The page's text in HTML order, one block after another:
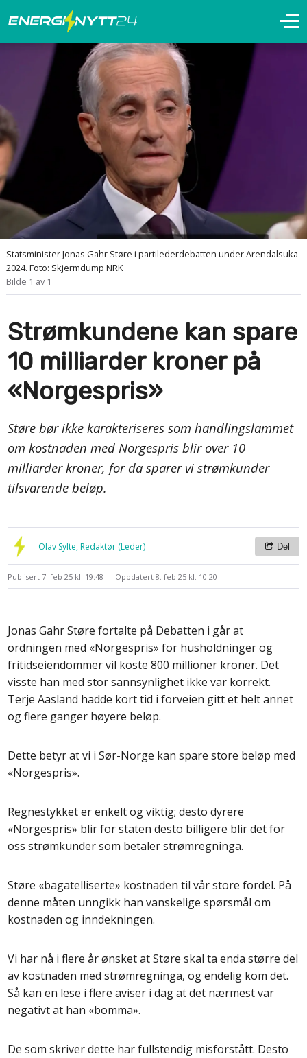
Statsminister Jonas Gahr Støre i partilederdebatten under Arendalsuka
2024. Foto: Skjermdump NRK
Bilde 1 av 1
Strømkundene kan spare
10 milliarder kroner på
«Norgespris»
Støre bør ikke karakteriseres som handlingslammet
om kostnaden med Norgespris blir over 10
milliarder kroner, for da sparer vi strømkunder
tilsvarende beløp.
Olav Sylte, Redaktør (Leder)
Publisert 7. feb 25 kl. 19:48 Oppdatert8. feb 25 kl. 10:20
Del
Jonas Gahr Støre fortalte på Debatten i går at
ordningen med «Norgespris» for husholdninger og
fritidseiendommer vil koste 800 millioner kroner. Det
visste han med stor sannsynlighet ikke var korrekt.
Terje Aasland hadde kort tid i forveien gitt et helt annet
og flere ganger høyere beløp.
Dette betyr at vi i Sør-Norge kan spare store beløp med
«Norgespris».
Regnestykket er enkelt og viktig; desto dyrere
«Norgespris» blir for staten desto billigere blir det for
oss strømkunder som betaler strømregninga.
Støre «bagatelliserte» kostnaden til vår store fordel. På
denne måten unngikk han vanskelige spørsmål om
kostnaden og inndekningen.
Vi har nå i flere år ønsket at Støre skal ta enda større del
av kostnaden med strømregninga, og endelig kom det.
Så kan en lese i flere aviser i dag at det nærmest var
negativt at han «bomma».
De som skriver dette har fullstendig misforstått. Desto